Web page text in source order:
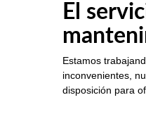
El
Estamos
inconvenientes,
disposición para